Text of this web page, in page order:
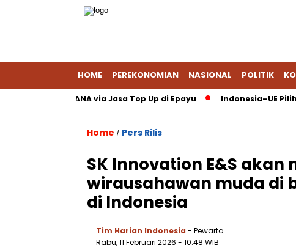
HOME PEREKONOMIAN NASIONAL POLITIK
Pakai DANA via Jasa Top Up di Epayu Indonesia–UE Pilih
Home / Pers Rilis
SK Innovation E&S
wirausahawan muda di
di Indonesia
Tim Harian Indonesia - Pewarta
Rabu, 11 Februari 2026 - 10:48 WIB